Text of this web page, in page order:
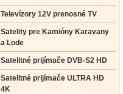
Televízory 12V prenosné TV
Satelity pre Kamióny Karavany
a Lode
Satelitné prijímače DVB-S2 HD
Satelitné prijímače ULTRA HD
4K